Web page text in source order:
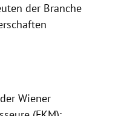
der Branche
Wiener